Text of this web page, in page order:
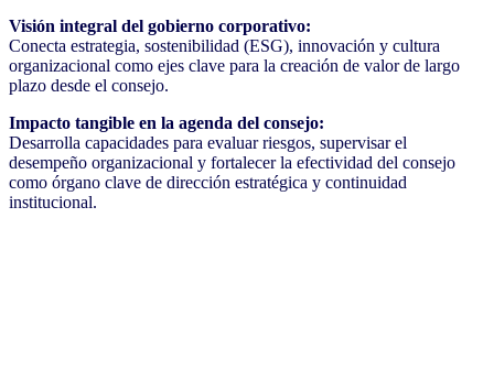
Visión integral del gobierno corporativo:
Conecta estrategia, sostenibilidad (ESG), innovación y cultura
organizacional como ejes clave para la creación de valor de largo
plazo desde el consejo.
Impacto tangible en la agenda del consejo:
Desarrolla capacidades para evaluar riesgos, supervisar el
desempeño organizacional y fortalecer la efectividad del consejo
como órgano clave de dirección estratégica y continuidad
institucional.